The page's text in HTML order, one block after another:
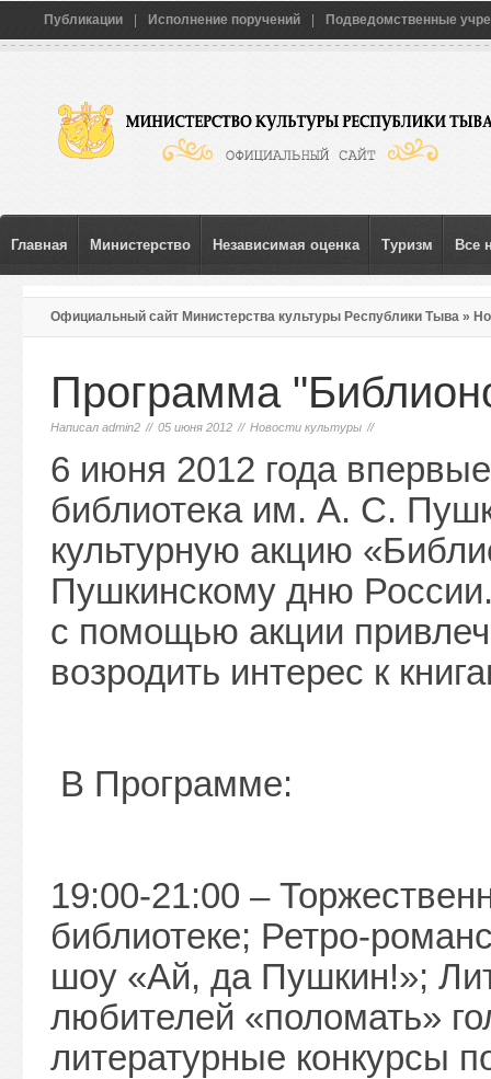
Публикации Исполнение поручений Подведомственные
Главная Министерство Независимая оценка Туризм Все
Официальный сайт Министерства культуры Республики Тыва »
Программа
Написал admin2 // 05 июня 2012 // Новости культуры //
6 июня 2012 года
библиотека им. А. С.
культурную акцию
Пушкинскому дню
с помощью акции
возродить интерес к
В Программе:
19:00-21:00 –
библиотеке; Ретро-
шоу «Ай, да Пушкин!»;
любителей «поломать»
литературные конкурсы